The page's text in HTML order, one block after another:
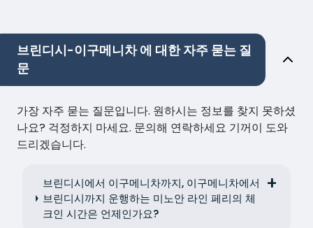
브린디시-이구메니차 에 대한 자주 묻는 질
문
가장 자주 묻는 질문입니다. 원하시는 정보를 찾지 못하셨
나요? 걱정하지 마세요. 문의해 연락하세요 기꺼이 도와
드리겠습니다.
브린디시에서 이구메니차까지, 이구메니차에서
브린디시까지 운행하는 미노안 라인 페리의 체
크인 시간은 언제인가요?